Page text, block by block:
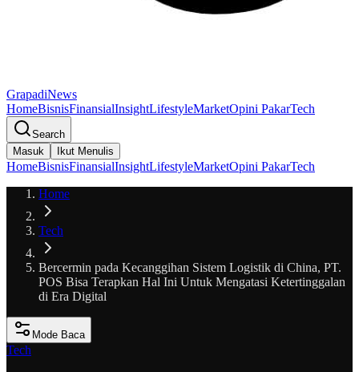
GrapadiNews
HomeBisnisFinansialInsightLifestyleMarketOpini PakarTech
Search
Masuk
Ikut Menulis
HomeBisnisFinansialInsightLifestyleMarketOpini PakarTech
Home
Tech
Bercermin pada Kecanggihan Sistem Logistik di China, PT.
POS Bisa Terapkan Hal Ini Untuk Mengatasi Ketertinggalan
di Era Digital
Mode Baca
Tech